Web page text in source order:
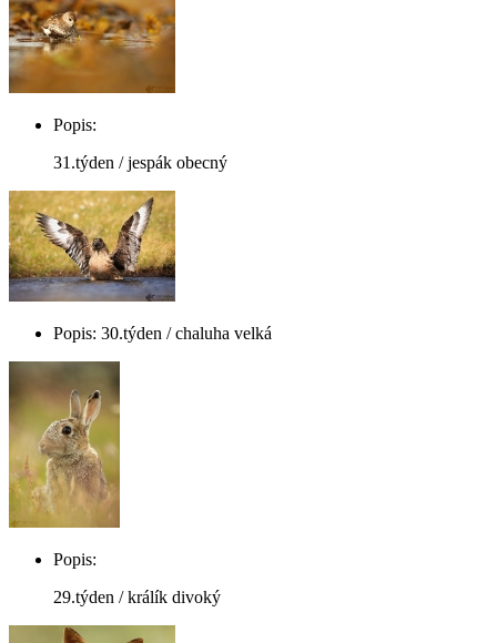
Popis:
31.týden / jespák obecný
Popis: 30.týden / chaluha velká
Popis:
29.týden / králík divoký